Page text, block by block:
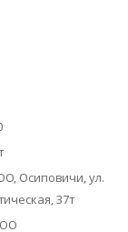
Осиповичи, ул.
37т